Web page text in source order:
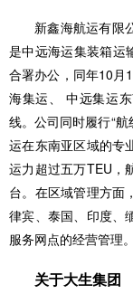
新鑫海航运有限
是中远海运集装箱运
合署办公，同年10月
海集运、 中远集运
线。公司同时履行“
运在东南亚区域的专
运力超过五万TEU，
台。在区域管理方面
律宾、泰国、印度、
服务网点的经营管理。
关于大生集团